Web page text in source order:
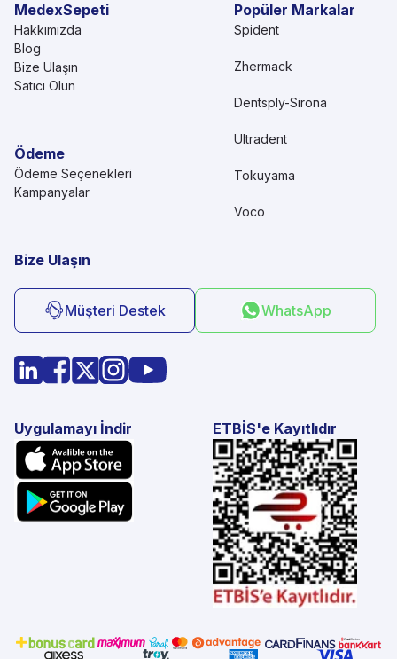
MedexSepeti
Hakkımızda
Blog
Bize Ulaşın
Satıcı Olun
Ödeme
Ödeme Seçenekleri
Kampanyalar
Popüler Markalar
Spident
Zhermack
Dentsply-Sirona
Ultradent
Tokuyama
Voco
Bize Ulaşın
Müşteri Destek WhatsApp
Uygulamayı İndir ETBİS'e Kayıtlıdır